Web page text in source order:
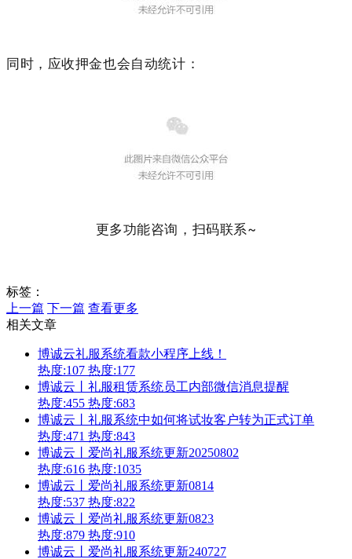
同时，应收押金也会自动统计：
更多功能咨询，扫码联系~
标签：
上一篇 下一篇 查看更多
相关文章
博诚云礼服系统看款小程序上线！
热度:107 热度:177
博诚云丨礼服租赁系统员工内部微信消息提醒
热度:455 热度:683
博诚云丨礼服系统中如何将试妆客户转为正式订单
热度:471 热度:843
博诚云丨爱尚礼服系统更新20250802
热度:616 热度:1035
博诚云丨爱尚礼服系统更新0814
热度:537 热度:822
博诚云丨爱尚礼服系统更新0823
热度:879 热度:910
博诚云丨爱尚礼服系统更新240727